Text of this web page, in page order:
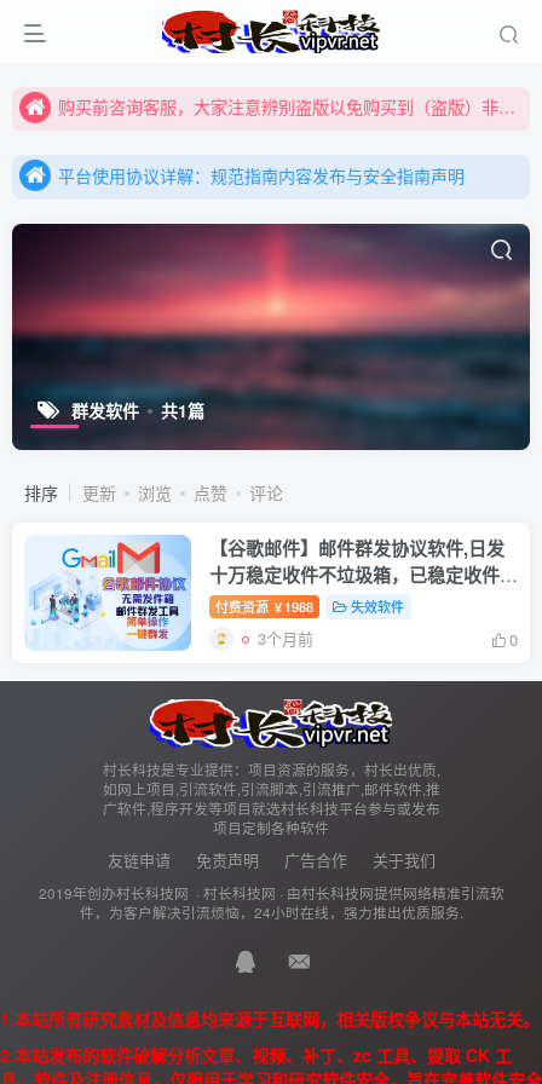
全网更新：新项目，新势力，共同发展
全网更新：新项目，新势力，共同发展
平台使用协议详解：规范指南内容发布与安全指南声明
平台使用协议详解：规范指南内容发布与安全指南声明
群发软件 共1篇
排序 更新 浏览 点赞 评论
【谷歌邮件】邮件群发协议软件,日发
十万稳定收件不垃圾箱，已稳定收件4
年之久【谷歌邮件协议
付费资源 ￥ 1988 失效软件
3个月前 0
村长科技是专业提供：项目资源的服务，村长出优质,
如网上项目,引流软件,引流脚本,引流推广,邮件软件,推
广软件,程序开发等项目就选村长科技平台参与或发布
项目定制各种软件
友链申请 免责声明 广告合作 关于我们
2019年创办村长科技网 · 村长科技网 · 由村长科技网提供网络精准引流软
件，为客户解决引流烦恼，24小时在线，强力推出优质服务.
1.本站所有研究素材及信息均来源于互联网，相关版权争议与本站无关。
2.本站发布的软件破解分析文章、视频、补丁、zc 工具、提取 CK 工